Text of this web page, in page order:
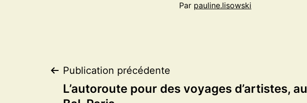
Par pauline.lisowski
Navigation
Publication précédente
L’autoroute pour des voyages d’artistes, au